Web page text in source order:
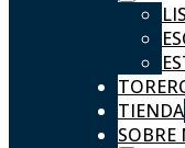
TIENDA
SOBRE